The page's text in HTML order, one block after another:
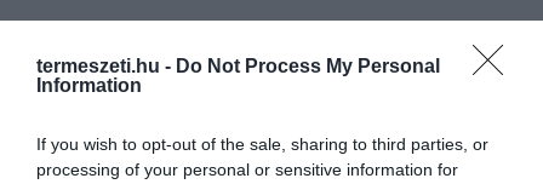
termeszeti.hu - Do Not Process My Personal
Information
If you wish to opt-out of the sale, sharing to third parties, or
processing of your personal or sensitive information for